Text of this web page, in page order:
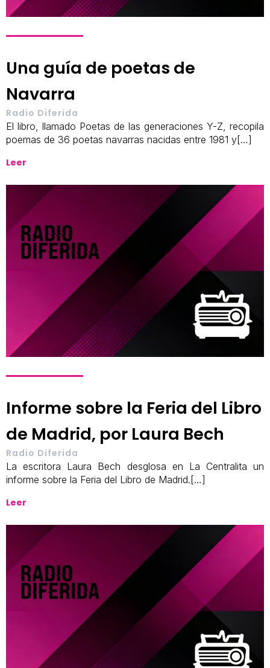
Una guía de poetas de
Navarra
Radio Diferida
El libro, llamado Poetas de las generaciones Y-Z, recopila
poemas de 36 poetas navarras nacidas entre 1981 y[…]
Leer
Informe sobre la Feria del Libro
de Madrid, por Laura Bech
Radio Diferida
La escritora Laura Bech desglosa en La Centralita un
informe sobre la Feria del Libro de Madrid.[…]
Leer